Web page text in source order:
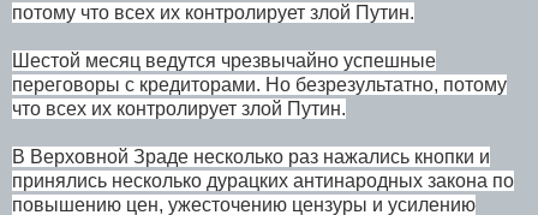
потому что всех их контролирует злой Путин.
Шестой месяц ведутся чрезвычайно успешные
переговоры с кредиторами. Но безрезультатно, потому
что всех их контролирует злой Путин.
В Верховной Зраде несколько раз нажались кнопки и
принялись несколько дурацких антинародных закона по
повышению цен, ужесточению цензуры и усилению